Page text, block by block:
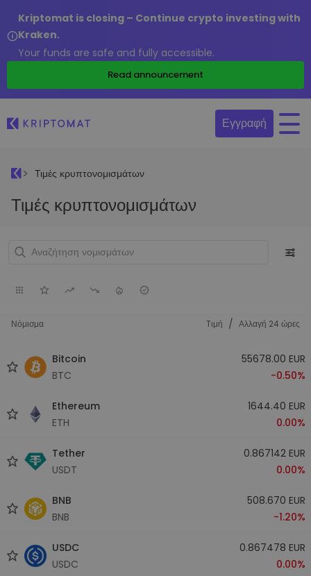
Kriptomat is closing – Continue crypto investing with
Kraken.
Your funds are safe and fully accessible.
Read announcement
Εγγραφή
Τιμές κρυπτονομισμάτων
Τιμές κρυπτονομισμάτων
Νόμισμα Tιμή / Αλλαγή 24 ώρες
Bitcoin
BTC
55678.00 EUR
-0.50%
Ethereum
ETH
1644.40 EUR
0.00%
Tether
USDT
0.867142 EUR
0.00%
BNB
BNB
508.670 EUR
-1.20%
USDC
USDC
0.867478 EUR
0.00%